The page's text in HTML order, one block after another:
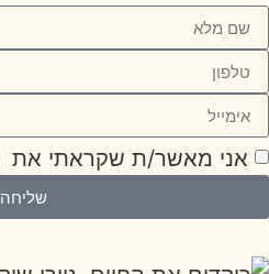
אני מאשר/ת שקראתי את
שליחה